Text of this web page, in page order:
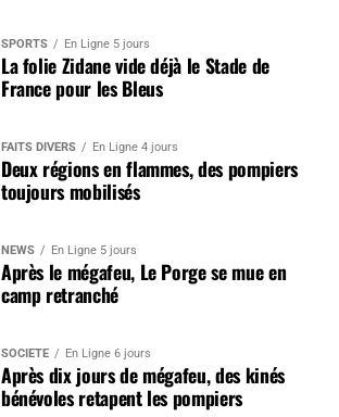
SPORTS En Ligne 5 jours
La folie Zidane vide déjà le Stade de
France pour les Bleus
FAITS DIVERS En Ligne 4 jours
Deux régions en flammes, des pompiers
toujours mobilisés
NEWS En Ligne 5 jours
Après le mégafeu, Le Porge se mue en
camp retranché
SOCIÉTÉ En Ligne 6 jours
Après dix jours de mégafeu, des kinés
bénévoles retapent les pompiers